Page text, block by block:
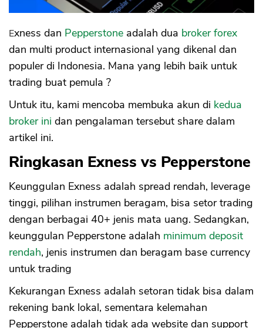
b. Tidak Ada Support Bahasa Indonesia
c. Belum Memiliki Izin Bappebti
d. Website Diblokir, Harus Akses VPN
e. Kantor Tidak Ada di Indonesia
Tabel Perbandingan Exness vs Pepperstone
a. Izin Bappebti
b. Leverage
c. Deposit
d. CopyTrading
e. Spread
f. Support CS Bahasa Indonesia
Exness dan Pepperstone adalah dua broker forex
dan multi product internasional yang dikenal dan
populer di Indonesia. Mana yang lebih baik untuk
trading buat pemula ?
Untuk itu, kami mencoba membuka akun di kedua
broker ini dan pengalaman tersebut share dalam
artikel ini.
Ringkasan Exness vs Pepperstone
Keunggulan Exness adalah spread rendah, leverage
tinggi, pilihan instrumen beragam, bisa setor trading
dengan berbagai 40+ jenis mata uang. Sedangkan,
keunggulan Pepperstone adalah minimum deposit
rendah, jenis instrumen dan beragam base currency
untuk trading
Kekurangan Exness adalah setoran tidak bisa dalam
rekening bank lokal, sementara kelemahan
Pepperstone adalah tidak ada website dan support